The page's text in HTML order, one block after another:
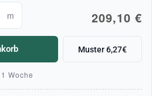
m 209,10 €
Muster 6,27€
Woche